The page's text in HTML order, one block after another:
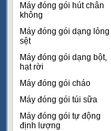
Máy đóng gói hút chân
không
Máy đóng gói dạng lỏng
sệt
Máy đóng gói dạng bột,
hạt rời
Máy đóng gói cháo
Máy đóng gói túi sữa
Máy đóng gói tự động
định lượng